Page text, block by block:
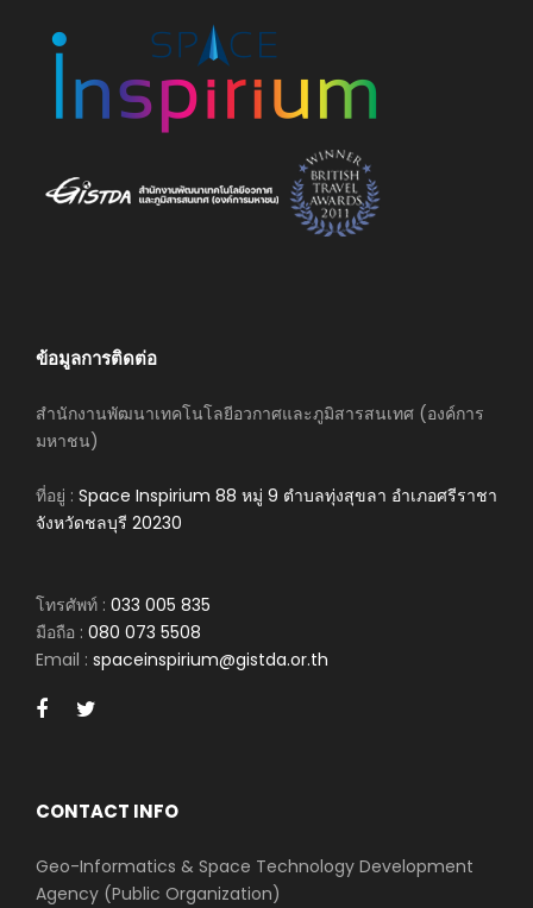
ข้อมูลการติดต่อ
สำนักงานพัฒนาเทคโนโลยีอวกาศและภูมิสารสนเทศ (องค์การ
มหาชน)
ที่อยู่ : Space Inspirium 88 หมู่ 9 ตำบลทุ่งสุขลา อำเภอศรีราชา
จังหวัดชลบุรี 20230
โทรศัพท์ : 033 005 835
มือถือ : 080 073 5508
Email : spaceinspirium@gistda.or.th
CONTACT INFO
Geo-Informatics & Space Technology Development
Agency (Public Organization)